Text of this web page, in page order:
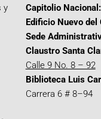
y
Capitolio Nacional:
Edificio Nuevo del
Sede
Claustro Santa
Calle 9 No. 8 – 92
Biblioteca Luis
Carrera 6 # 8–94